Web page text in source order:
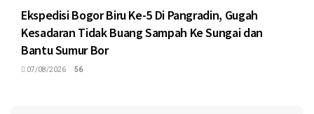
Ekspedisi Bogor Biru Ke-5 Di Pangradin, Gugah
Kesadaran Tidak Buang Sampah Ke Sungai dan
Bantu Sumur Bor
07/08/2026 56